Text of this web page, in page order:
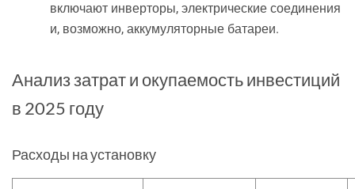
включают инверторы, электрические соединения
и, возможно, аккумуляторные батареи.
Анализ затрат и окупаемость инвестиций
в 2025 году
Расходы на установку